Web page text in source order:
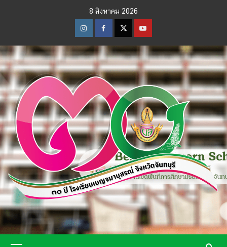
8 สิงหาคม 2026
InstagramFacebookTwitterYoutube